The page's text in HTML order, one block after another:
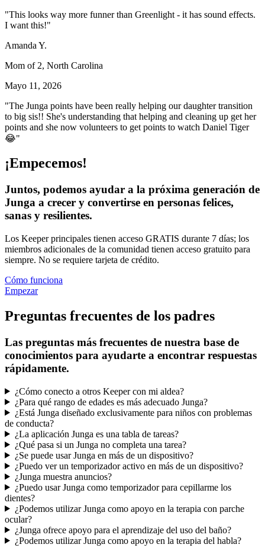
"This looks way more funner than Greenlight - it has sound effects.
I want this!"
Amanda Y.
Mom of 2, North Carolina
Mayo 11, 2026
"The Junga points have been really helping our daughter transition
to big sis!! She's understanding that helping and cleaning up get her
points and she now volunteers to get points to watch Daniel Tiger
😂"
¡Empecemos!
Juntos, podemos ayudar a la próxima generación de
Junga a crecer y convertirse en personas felices,
sanas y resilientes.
Los Keeper principales tienen acceso GRATIS durante 7 días; los
miembros adicionales de la comunidad tienen acceso gratuito para
siempre. No se requiere tarjeta de crédito.
Cómo funciona
Empezar
Preguntas frecuentes de los padres
Las preguntas más frecuentes de nuestra base de
conocimientos para ayudarte a encontrar respuestas
rápidamente.
¿Cómo conecto a otros Keeper con mi aldea?
¿Para qué rango de edades es más adecuado Junga?
¿Está Junga diseñado exclusivamente para niños con problemas
de conducta?
¿La aplicación Junga es una tabla de tareas?
¿Qué pasa si un Junga no completa una tarea?
¿Se puede usar Junga en más de un dispositivo?
¿Puedo ver un temporizador activo en más de un dispositivo?
¿Junga muestra anuncios?
¿Puedo usar Junga como temporizador para cepillarme los
dientes?
¿Podemos utilizar Junga como apoyo en la terapia con parche
ocular?
¿Junga ofrece apoyo para el aprendizaje del uso del baño?
¿Podemos utilizar Junga como apoyo en la terapia del habla?